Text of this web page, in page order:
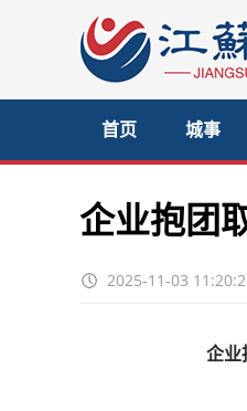
首页 城事
企业抱团
2025-11-03
企